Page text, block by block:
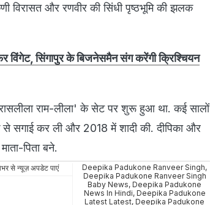
विरासत और रणवीर की सिंधी पृष्ठभूमि की झलक
विंगेट, सिंगापुर के बिजनेसमैन संग करेंगी क्रिश्चियन
रासलीला राम-लीला' के सेट पर शुरू हुआ था. कई सालों
सगाई कर ली और 2018 में शादी की. दीपिका और
पिता बने.
से न्यूज़ अपडेट पाएं
Deepika Padukone Ranveer Singh,
Deepika Padukone Ranveer Singh
Baby News, Deepika Padukone
News In Hindi, Deepika Padukone
Latest Latest, Deepika Padukone